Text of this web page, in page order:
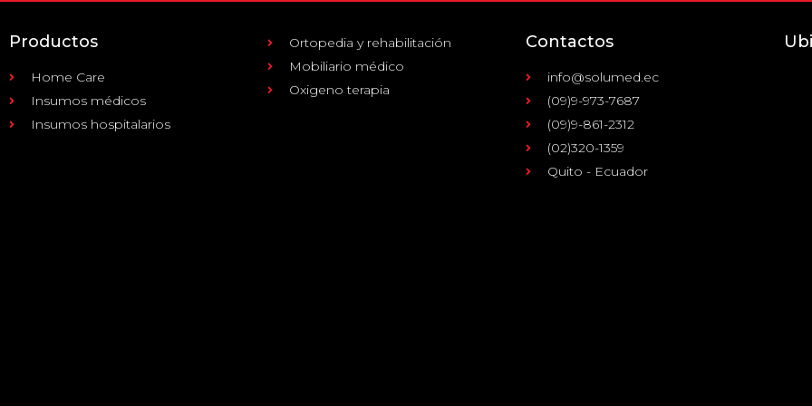
Productos
Home Care
Insumos médicos
Insumos hospitalarios
Ortopedia y rehabilitación
Mobiliario médico
Oxigeno terapia
Contactos
info@solumed.ec
(09)9-973-7687
(09)9-861-2312
(02)320-1359
Quito - Ecuador